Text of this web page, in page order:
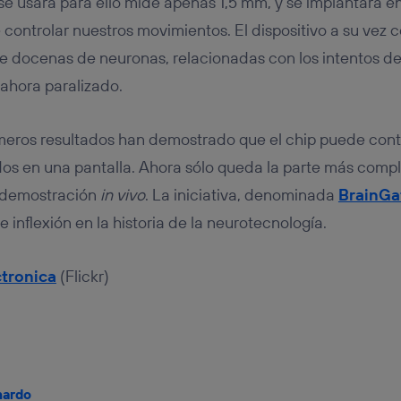
nuestros movimientos. El dispositivo a su vez
de neuronas, relacionadas con los intentos
paralizado.
resultados han demostrado que el chip puede
en una pantalla. Ahora sólo queda la parte más
in vivo. La iniciativa, denominada
inflexión en la historia de la neurotecnología.
(Flickr)